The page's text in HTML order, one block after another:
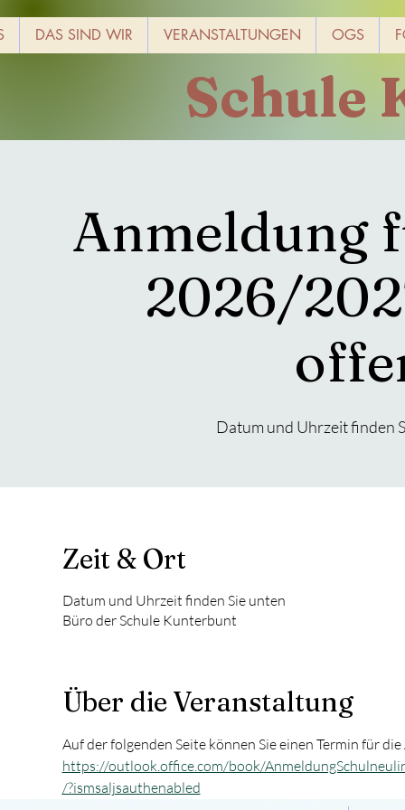
DAS SIND WIR VERANSTALTUNGEN OGS
Schule
Anmeldung
2026/
Datum und Uhrzeit finden
Zeit & Ort
Datum und Uhrzeit finden Sie unten
Büro der Schule Kunterbunt
Über die Veranstaltung
Auf der folgenden Seite können Sie einen Termin für
https://outlook.office.com/book/
/?ismsaljsauthenabled